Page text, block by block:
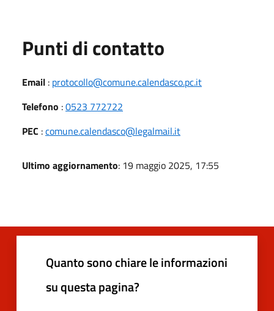
Punti di contatto
Email : protocollo@comune.calendasco.pc.it
Telefono :0523 772722
PEC :comune.calendasco@legalmail.it
Ultimo aggiornamento: 19 maggio 2025, 17:55
Quanto sono chiare le informazioni
su questa pagina?